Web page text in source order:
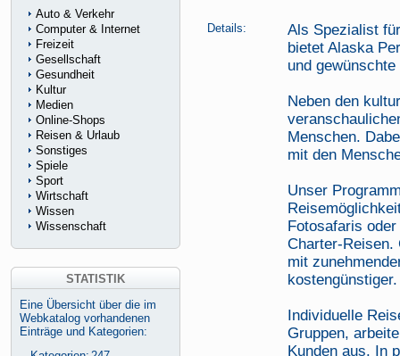
Details:
Als Spezialist
bietet Alaska
und
Neben den
Menschen.
mit den
Unser
Fotosafaris
Charter-Reisen.
mit
kostengünstiger.
Individuelle
Gruppen,
Kunden aus. In
Auto & Verkehr
Computer & Internet
Freizeit
Gesellschaft
Gesundheit
Kultur
Medien
Online-Shops
Reisen & Urlaub
Sonstiges
Spiele
Sport
Wirtschaft
Wissen
Wissenschaft
STATISTIK
Eine Übersicht über die im
Webkatalog vorhandenen
Einträge und Kategorien: